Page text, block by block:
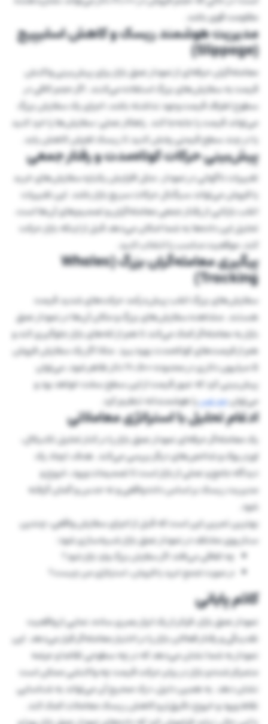
مقاومت قوی باشد.
مدیریت هوشمند ریسک و کاهش اسلیپیج
(Slippage)
معامله‌گران حرفه‌ای از نمودار عمق بازار برای پیش‌بینی واکنش
قیمت به سفارش‌های بزرگ استفاده می‌کنند. اگر حجم کافی در
سطوح اطراف قیمت وجود نداشته باشد، اجرای یک سفارش بزرگ
می‌تواند قیمت را جابه‌جا کند. راهکار عملی: سفارش‌ها را خرد کنید
یا در چند سطح قیمتی پخش کنید تا ریسک لغزش کاهش یابد.
پیش‌بینی حرکات کوتاه‌مدت و رفتار جمعی
تغییرات ناگهانی در نمودار ، مثل افزایش یکباره سفارش‌های خرید
یا فروش می‌تواند سیگنال حرکات سریع بازار باشد. این تغییرات
اغلب بازتابی از رفتار جمعی معامله‌گران و تصمیم‌های آن‌ها است.
تحلیل این داده‌ها به شما امکان می‌دهد قبل از اینکه بازار حرکت
کند، موقعیت مناسب را انتخاب کنید.
پیگیری معامله‌گران بزرگ (Whales
Tracking)
سفارش‌های بزرگ اغلب پیش‌درآمد حرکت‌های شدید قیمت
هستند. مشاهده سفارش‌های بزرگ و مکان آن‌ها در نمودار عمق
بازار به معامله‌گر کمک می‌کند تا هم از تله‌های بازار جلوگیری کند و
هم از فرصت‌های کوتاه‌مدت بهره ببرد. مثلا اگر یک سفارش فروش
۵ میلیون دلاری در محدوده ۷۰,۵۰۰ دلار ظاهر شود، می‌توان
پیش‌بینی کرد که عبور قیمت از این سطح سخت خواهد بود و
می‌توانحد ضرررا هوشمندانه تنظیم کرد.
ادغام تحلیل با استراتژی معاملاتی
یک معامله‌گر حرفه‌ای نمودار عمق بازار را در کنار تحلیل تکنیکال،
اوردر بوک و شاخص‌های دیگر بررسی می‌کند. هدف، ایجاد یک
دیدگاه جامع و عملی از بازار است تا تصمیمات ورود، خروج و
مدیریت ریسک بر اساس داده واقعی و نه حدس و گمان گرفته
شود.
بهترین تمرین این است که قبل از اجرای سفارش واقعی، چندین
سناریوی مختلف در نمودار عمق بازار شبیه‌سازی شود:
چه اتفاقی می‌افتد اگر سفارش بزرگ وارد بازار شود؟
در صورت تجمع خرید یا فروش، استراتژی من چیست؟
کلام پایانی
نمودار عمق بازار، فراتر از یک ابزار بصری ساده، نمایی از واقعیت
نقدینگی و رفتار فعالان بازار را در اختیار معامله‌گر قرار می‌دهد. این
نمودار به شما نشان می‌دهد که در چه سطوحی تقاضا و عرضه
متمرکز شده و بازار در برابر حرکت قیمت چه واکنشی ممکن است
نشان دهد. به همین دلیل، درک صحیح آن می‌تواند به شناسایی
نقاط ورود و خروج دقیق‌تر و کاهش ریسک معاملات کمک کند.